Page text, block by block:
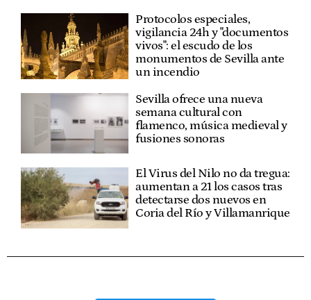
Protocolos especiales,
vigilancia 24h y "documentos
vivos": el escudo de los
monumentos de Sevilla ante
un incendio
Sevilla ofrece una nueva
semana cultural con
flamenco, música medieval y
fusiones sonoras
El Virus del Nilo no da tregua:
aumentan a 21 los casos tras
detectarse dos nuevos en
Coria del Río y Villamanrique